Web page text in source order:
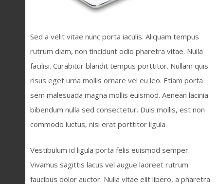
Sed a velit vitae nunc porta iaculis. Aliquam tempus
rutrum diam, non tincidunt odio pharetra vitae. Nulla
facilisi. Curabitur blandit tempus porttitor. Nullam quis
risus eget urna mollis ornare vel eu leo. Etiam porta
sem malesuada magna mollis euismod. Aenean lacinia
bibendum nulla sed consectetur. Duis mollis, est non
commodo luctus, nisi erat porttitor ligula.
Vestibulum id ligula porta felis euismod semper.
Vivamus sagittis lacus vel augue laoreet rutrum
faucibus dolor auctor. Nulla vitae elit libero, a pharetra